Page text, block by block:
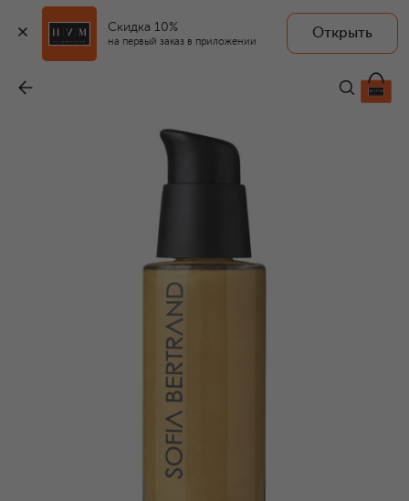
Скидка 10%
на первый заказ в приложении
Открыть
SOFIA BERTRAND
42 760 ₽